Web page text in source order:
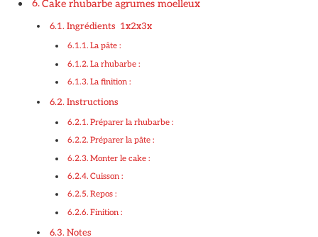
Cake rhubarbe agrumes moelleux
Ingrédients 1x2x3x
La pâte :
La rhubarbe :
La finition :
Instructions
Préparer la rhubarbe :
Préparer la pâte :
Monter le cake :
Cuisson :
Repos :
Finition :
Notes